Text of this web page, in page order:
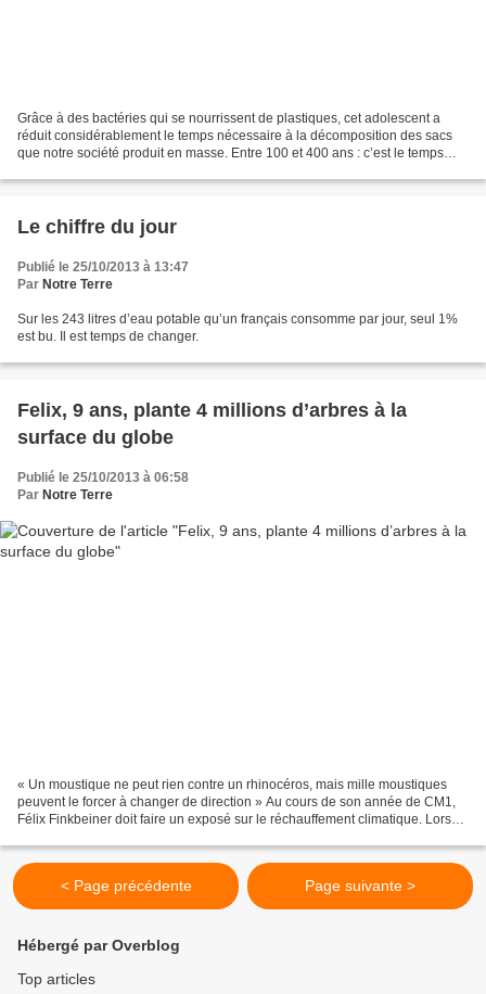
Grâce à des bactéries qui se nourrissent de plastiques, cet adolescent a
réduit considérablement le temps nécessaire à la décomposition des sacs
que notre société produit en masse. Entre 100 et 400 ans : c’est le temps
Le chiffre du jour
Publié le 25/10/2013 à 13:47
Par Notre Terre
Sur les 243 litres d’eau potable qu’un français consomme par jour, seul 1%
est bu. Il est temps de changer.
Felix, 9 ans, plante 4 millions d’arbres à la
surface du globe
Publié le 25/10/2013 à 06:58
Par Notre Terre
« Un moustique ne peut rien contre un rhinocéros, mais mille moustiques
peuvent le forcer à changer de direction » Au cours de son année de CM1,
Félix Finkbeiner doit faire un exposé sur le réchauffement climatique. Lors
< Page précédente Page suivante >
Hébergé par Overblog
Top articles